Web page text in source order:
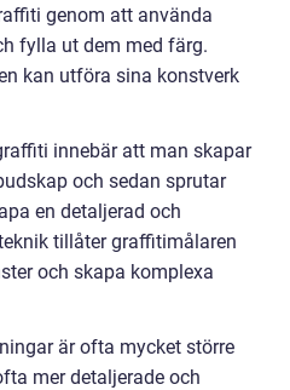
genom att använda
fylla ut dem med färg.
kan utföra sina konstverk
innebär att man skapar
och sedan sprutar
en detaljerad och
tillåter graffitimålaren
och skapa komplexa
är ofta mycket större
mer detaljerade och